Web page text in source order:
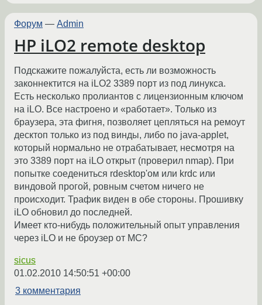
Форум — Admin
HP iLO2 remote desktop
Подскажите пожалуйста, есть ли возможность
законнектится на iLO2 3389 порт из под линукса.
Есть несколько пролиантов с лицензионным ключом
на iLO. Все настроено и «работает». Только из
браузера, эта фигня, позволяет цепляться на ремоут
десктоп только из под винды, либо по java-applet,
который нормально не отрабатывает, несмотря на
это 3389 порт на iLO открыт (проверил nmap). При
попытке соедениться rdesktop'ом или krdc или
виндовой прогой, ровным счетом ничего не
происходит. Трафик виден в обе стороны. Прошивку
iLO обновил до последней.
Имеет кто-нибудь положительный опыт управления
через iLO и не броузер от МС?
sicus
01.02.2010 14:50:51 +00:00
3 комментария